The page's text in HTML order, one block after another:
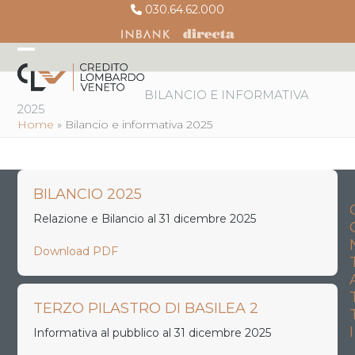
content
030.64.62.000
Open
mobile
menu
Close
mobile
menu
BILANCIO E INFORMATIVA
2025
Home » Bilancio e informativa 2025
BILANCIO 2025
Relazione e Bilancio al 31 dicembre 2025
Download PDF
TERZO PILASTRO DI BASILEA 2
Informativa al pubblico al 31 dicembre 2025
I